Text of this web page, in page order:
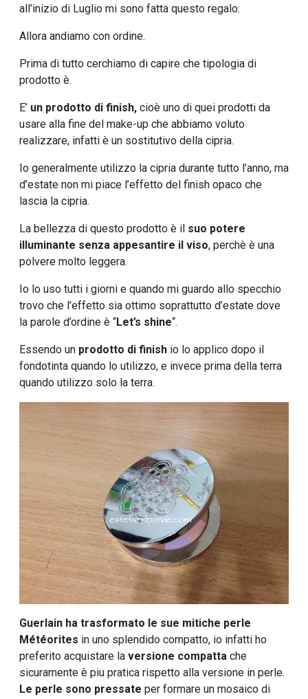
all’inizio di Luglio mi sono fatta questo regalo.
Allora andiamo con ordine.
Prima di tutto cerchiamo di capire che tipologia di
prodotto è.
E’ un prodotto di finish, cioè uno di quei prodotti da
usare alla fine del make-up che abbiamo voluto
realizzare, infatti è un sostitutivo della cipria.
Io generalmente utilizzo la cipria durante tutto l’anno, ma
d’estate non mi piace l’effetto del finish opaco che
lascia la cipria.
La bellezza di questo prodotto è il suo potere
illuminante senza appesantire il viso, perchè è una
polvere molto leggera.
Io lo uso tutti i giorni e quando mi guardo allo specchio
trovo che l’effetto sia ottimo soprattutto d’estate dove
la parole d’ordine è “Let’s shine“.
Essendo un prodotto di finish io lo applico dopo il
fondotinta quando lo utilizzo, e invece prima della terra
quando utilizzo solo la terra.
Guerlain ha trasformato le sue mitiche perle
Météorites in uno splendido compatto, io infatti ho
preferito acquistare la versione compatta che
sicuramente è piu pratica rispetto alla versione in perle.
Le perle sono pressate per formare un mosaico di